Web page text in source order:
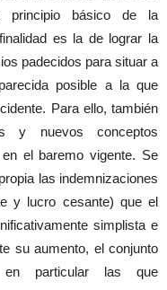
principio básico de la
es la de lograr la
padecidos para situar a
posible a la que
Para ello, también
y nuevos conceptos
el baremo vigente. Se
las indemnizaciones
y lucro cesante) que el
simplista e
su aumento, el conjunto
en particular las que